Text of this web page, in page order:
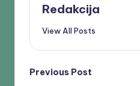
Redakcija
View All Posts
Previous Post